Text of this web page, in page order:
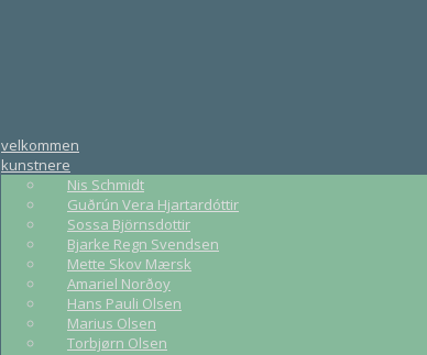
velkommen
kunstnere
Nis Schmidt
Guðrún Vera Hjartardóttir
Sossa Björnsdottir
Bjarke Regn Svendsen
Mette Skov Mærsk
Amariel Norðoy
Hans Pauli Olsen
Marius Olsen
Torbjørn Olsen